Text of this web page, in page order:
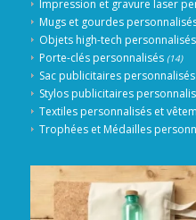
Impression et gravure laser
Mugs et gourdes
Objets high-tech personnalisés
Porte-clés personnalisés (14)
Sac publicitaires personnalisés
Stylos publicitaires
Textiles personnalisés et
Trophées et Médailles